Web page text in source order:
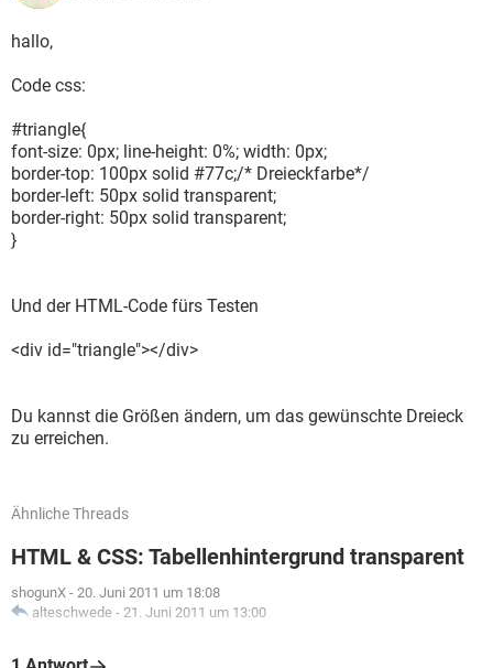
hallo,
Code css:
#triangle{
font-size: 0px; line-height: 0%; width: 0px;
border-top: 100px solid #77c;/* Dreieckfarbe*/
border-left: 50px solid transparent;
border-right: 50px solid transparent;
}
Und der HTML-Code fürs Testen
<div id="triangle"></div>
Du kannst die Größen ändern, um das gewünschte Dreieck
zu erreichen.
Ähnliche Threads
HTML & CSS: Tabellenhintergrund transparent
shogunX - 20. Juni 2011 um 18:08
alteschwede - 21. Juni 2011 um 13:00